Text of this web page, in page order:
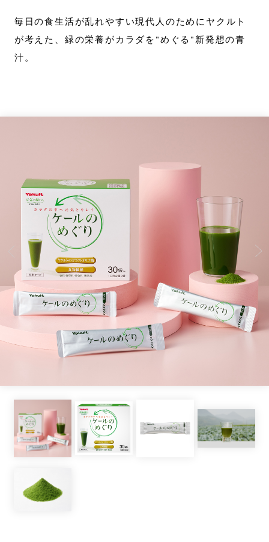
Yakult Wellness Online お客さまセンター
03-6899-5236
［ 月～金 10:00～16:00 ｜ 土日・祝日・年末年始休み ］
毎日の食生活が乱れやすい現代人のためにヤクルト
が考えた、 緑の栄養がカラダを"めぐる"新発想の青
汁。